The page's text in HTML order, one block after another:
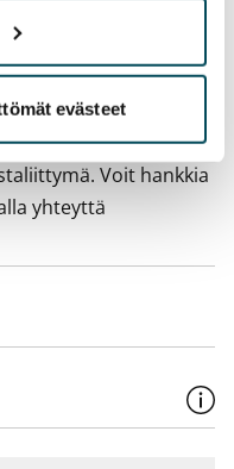
evästeet
Voit hankkia
yhteyttä